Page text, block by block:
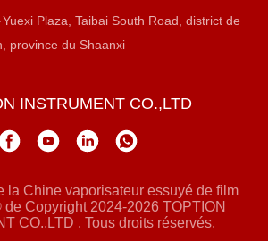
Plaza, Taibai South Road, district de
province du Shaanxi
INSTRUMENT CO.,LTD
la Chine vaporisateur essuyé de film
de Copyright 2024-2026 TOPTION
CO.,LTD . Tous droits réservés.